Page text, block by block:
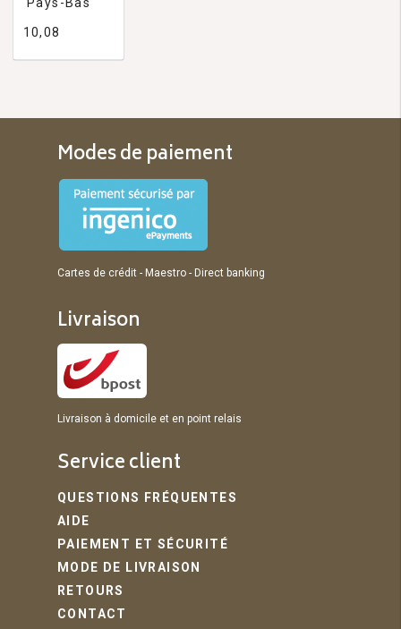
Pays-Bas
10,08
Modes de paiement
Cartes de crédit - Maestro - Direct banking
Livraison
Livraison à domicile et en point relais
Service client
QUESTIONS FRÉQUENTES
AIDE
PAIEMENT ET SÉCURITÉ
MODE DE LIVRAISON
RETOURS
CONTACT